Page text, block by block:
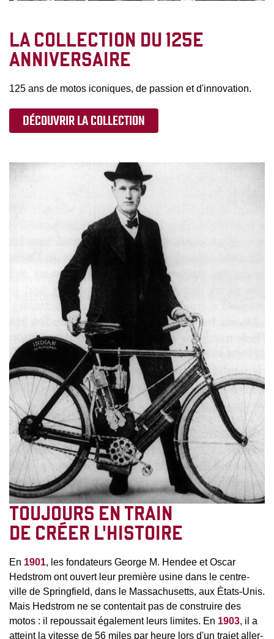
LA COLLECTION DU 125E
ANNIVERSAIRE
125 ans de motos iconiques, de passion et d'innovation.
DÉCOUVRIR LA COLLECTION
TOUJOURS EN TRAIN
DE CRÉER L'HISTOIRE
En 1901, les fondateurs George M. Hendee et Oscar
Hedstrom ont ouvert leur première usine dans le centre-
ville de Springfield, dans le Massachusetts, aux États-Unis.
Mais Hedstrom ne se contentait pas de construire des
motos : il repoussait également leurs limites. En 1903, il a
atteint la vitesse de 56 miles par heure lors d'un trajet aller-